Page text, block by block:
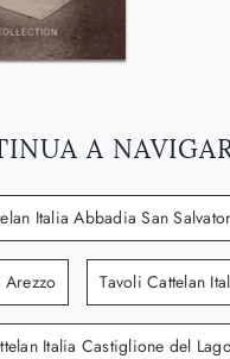
A
Italia Abbadia San
Arezzo Tavoli Cattelan
Italia Castiglione del